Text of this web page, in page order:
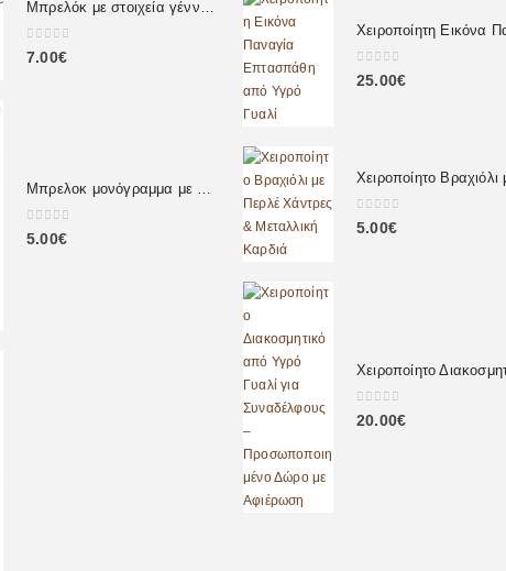
Μπρελόκ με στοιχεία γέννησης μωρού
0out of 5
7.00€
Μπρελοκ μονόγραμμα με αληθινά πέταλα λουλουδιών
0 out of 5
5.00€
0out of 5
25.00€
0 out of 5
5.00€
0out of 5
20.00€